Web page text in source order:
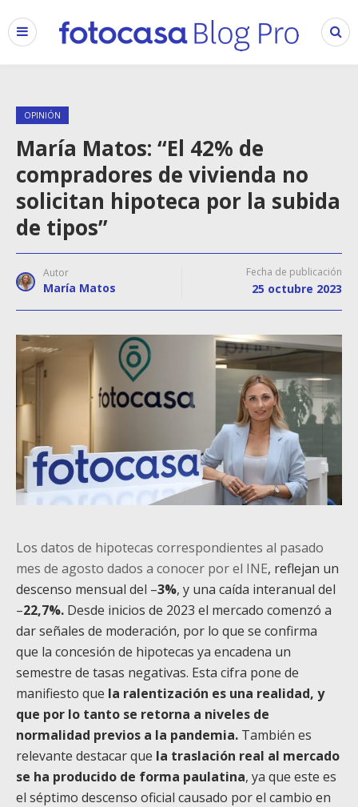
OPINIÓN
María Matos: “El 42% de
compradores de vivienda no
solicitan hipoteca por la subida
de tipos”
Autor
María Matos
Fecha de publicación
25 octubre 2023
Los datos de hipotecas correspondientes al pasado
mes de agosto dados a conocer por el INE, reflejan un
descenso mensual del –3%, y una caída interanual del
–22,7%. Desde inicios de 2023 el mercado comenzó a
dar señales de moderación, por lo que se confirma
que la concesión de hipotecas ya encadena un
semestre de tasas negativas. Esta cifra pone de
manifiesto que la ralentización es una realidad, y
que por lo tanto se retorna a niveles de
normalidad previos a la pandemia. También es
relevante destacar que la traslación real al mercado
se ha producido de forma paulatina, ya que este es
el séptimo descenso oficial causado por el cambio en